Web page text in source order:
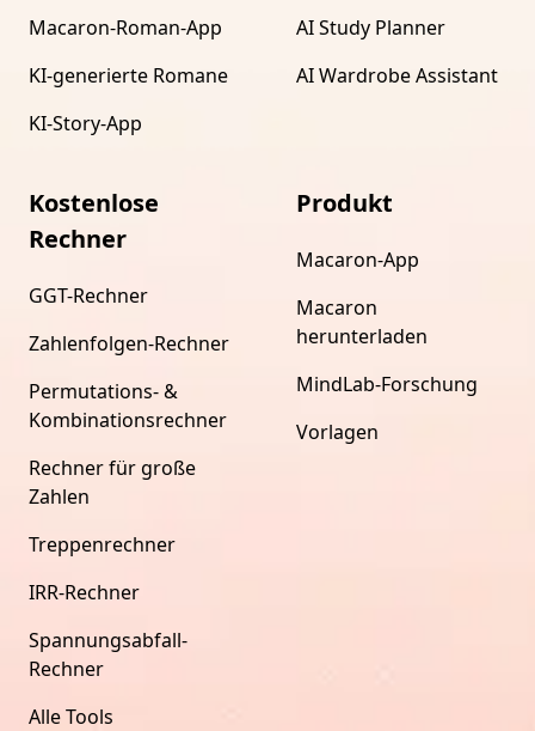
Macaron-Roman-App
KI-generierte Romane
KI-Story-App
AI Study Planner
AI Wardrobe Assistant
Kostenlose
Rechner
GGT-Rechner
Zahlenfolgen-Rechner
Permutations- &
Kombinationsrechner
Rechner für große
Zahlen
Treppenrechner
IRR-Rechner
Spannungsabfall-
Rechner
Alle Tools
Produkt
Macaron-App
Macaron
herunterladen
MindLab-Forschung
Vorlagen